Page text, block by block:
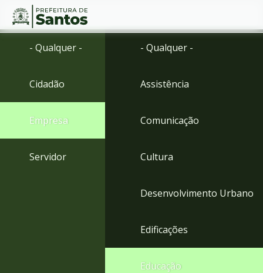
Ir
Ir
menu
Conteúdo
- Qualquer -
Cidadão
Empresa
Servidor
- Qualquer -
Assistência
Comunicação
Cultura
Desenvolvimento Urbano
Edificações
Educação